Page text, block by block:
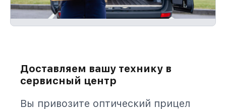
Доставляем вашу технику в
сервисный центр
Вы привозите оптический прицел